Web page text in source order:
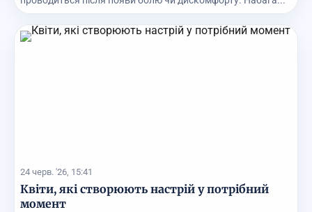
24 черв. '26, 15:41
Квіти, які створюють настрій у потрібний
момент